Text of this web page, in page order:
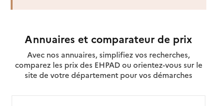
Annuaires et comparateur de prix
Avec nos annuaires, simplifiez vos recherches,
comparez les prix des EHPAD ou orientez-vous sur le
site de votre département pour vos démarches